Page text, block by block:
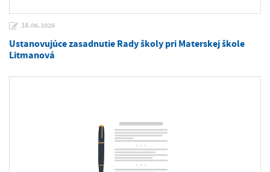
18.06.2026
Ustanovujúce zasadnutie Rady školy pri Materskej škole
Litmanová